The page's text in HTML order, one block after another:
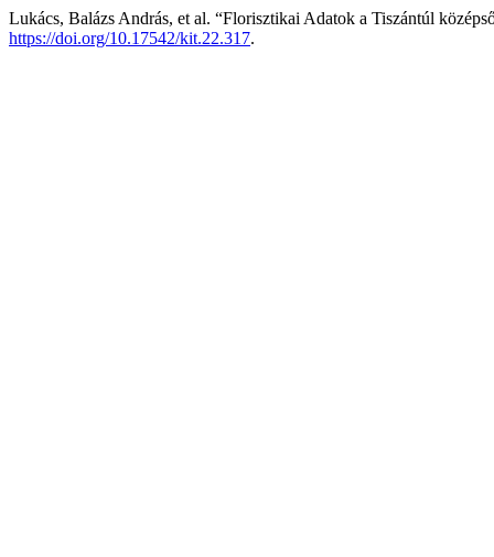
Lukács, Balázs András, et al. “Florisztikai Adatok a Tiszántúl
https://doi.org/10.17542/kit.22.317.